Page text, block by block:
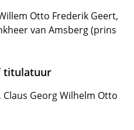
Otto Frederik Geert,
van Amsberg (prins
titulatuur
Claus Georg Wilhelm Otto